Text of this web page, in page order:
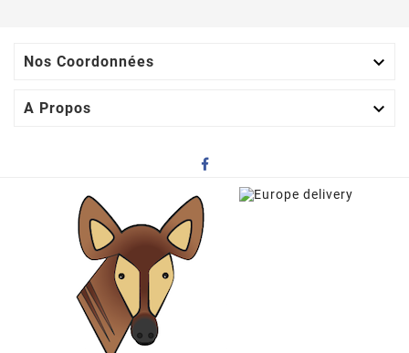
Nos Coordonnées 
A Propos 